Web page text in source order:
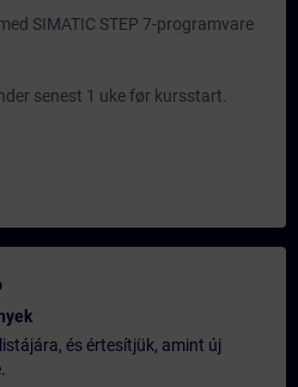
SIMATIC STEP 7-programvare
senest 1 uke før kursstart.
és értesítjük, amint új